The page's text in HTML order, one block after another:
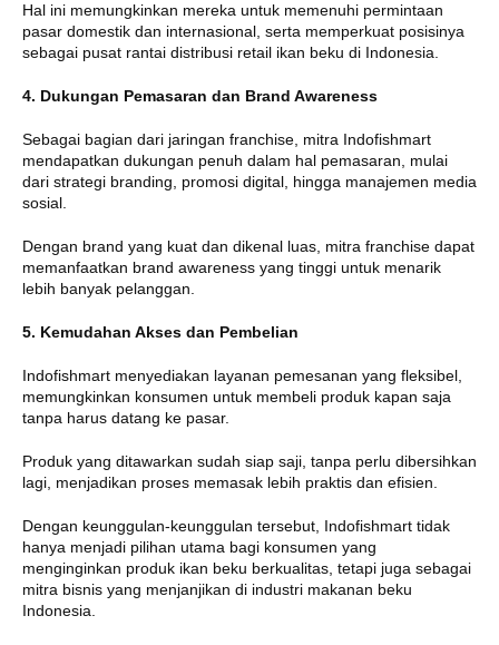
Hal ini memungkinkan mereka untuk memenuhi permintaan
pasar domestik dan internasional, serta memperkuat posisinya
sebagai pusat rantai distribusi retail ikan beku di Indonesia.
4. Dukungan Pemasaran dan Brand Awareness
Sebagai bagian dari jaringan franchise, mitra Indofishmart
mendapatkan dukungan penuh dalam hal pemasaran, mulai
dari strategi branding, promosi digital, hingga manajemen media
sosial.
Dengan brand yang kuat dan dikenal luas, mitra franchise dapat
memanfaatkan brand awareness yang tinggi untuk menarik
lebih banyak pelanggan.
5. Kemudahan Akses dan Pembelian
Indofishmart menyediakan layanan pemesanan yang fleksibel,
memungkinkan konsumen untuk membeli produk kapan saja
tanpa harus datang ke pasar.
Produk yang ditawarkan sudah siap saji, tanpa perlu dibersihkan
lagi, menjadikan proses memasak lebih praktis dan efisien.
Dengan keunggulan-keunggulan tersebut, Indofishmart tidak
hanya menjadi pilihan utama bagi konsumen yang
menginginkan produk ikan beku berkualitas, tetapi juga sebagai
mitra bisnis yang menjanjikan di industri makanan beku
Indonesia.